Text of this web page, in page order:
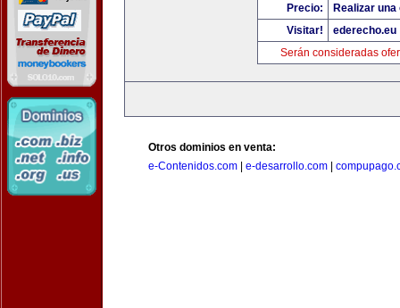
Precio:
Realizar
Visitar!
ederecho.eu
Serán consideradas
Otros dominios en venta:
e-Contenidos.com
e-desarrollo.com